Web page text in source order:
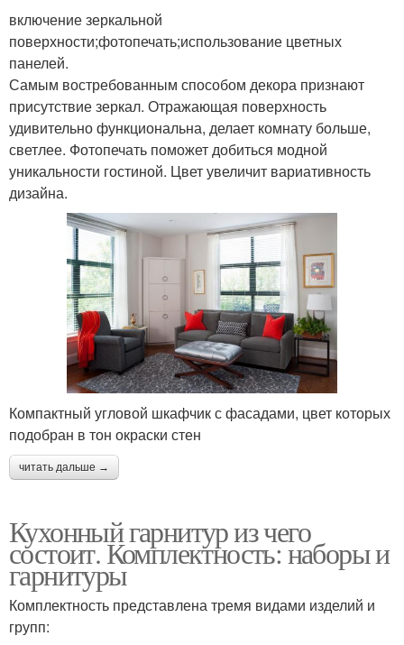
включение зеркальной
поверхности;фотопечать;использование цветных
панелей.
Самым востребованным способом декора признают
присутствие зеркал. Отражающая поверхность
удивительно функциональна, делает комнату больше,
светлее. Фотопечать поможет добиться модной
уникальности гостиной. Цвет увеличит вариативность
дизайна.
Компактный угловой шкафчик с фасадами, цвет которых
подобран в тон окраски стен
читать дальше →
Кухонный гарнитур из чего
состоит. Комплектность: наборы и
гарнитуры
Комплектность представлена тремя видами изделий и
групп: